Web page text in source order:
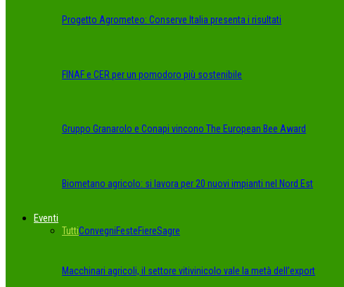
Progetto Agrometeo: Conserve Italia presenta i risultati
FINAF e CER per un pomodoro più sostenibile
Gruppo Granarolo e Conapi vincono The European Bee Award
Biometano agricolo: si lavora per 20 nuovi impianti nel Nord Est
Eventi
TuttiConvegniFesteFiereSagre
Macchinari agricoli, il settore vitivinicolo vale la metà dell’export